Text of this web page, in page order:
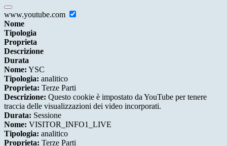
www.youtube.com
Nome
Tipologia
Proprieta
Descrizione
Durata
Nome: YSC
Tipologia: analitico
Proprieta: Terze Parti
Descrizione: Questo cookie è impostato da YouTube per tenere
traccia delle visualizzazioni dei video incorporati.
Durata: Sessione
Nome: VISITOR_INFO1_LIVE
Tipologia: analitico
Proprieta: Terze Parti